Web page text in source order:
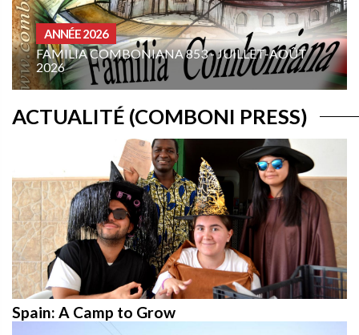
AOÛT
HOMÉLIES ANÉE A
19E DIMANCHE DU TEMPS
ANNÉE A: « ORDONNE-MOI DE VENIR
TOI ! »
ACTUALITÉ (COMBONI PRESS)
Spain: A Camp to Grow